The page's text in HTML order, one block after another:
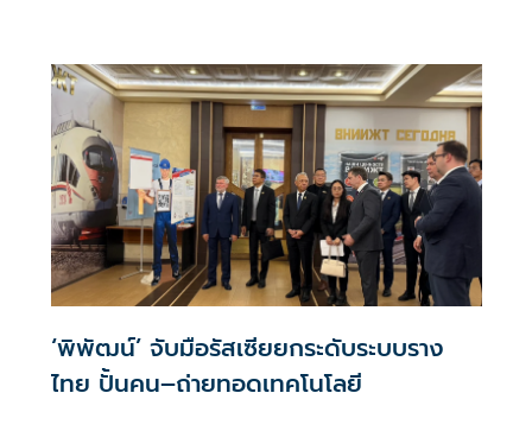
‘พิพัฒน์’ จับมือรัสเซียยกระดับระบบราง
ไทย ปั้นคน–ถ่ายทอดเทคโนโลยี